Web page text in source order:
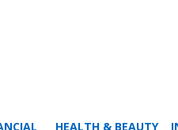
HEALTH & BEAUTY